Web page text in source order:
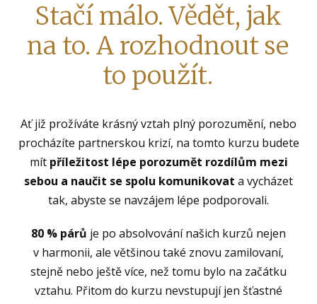
Stačí málo. Vědět, jak
na to. A rozhodnout se
to použít.
Ať již prožíváte krásný vztah plný porozumění, nebo
procházíte partnerskou krizí, na tomto kurzu budete
mít příležitost lépe porozumět rozdílům mezi
sebou a naučit se spolu komunikovat a vycházet
tak, abyste se navzájem lépe podporovali.
80 % párů je po absolvování našich kurzů nejen
v harmonii, ale většinou také znovu zamilovaní,
stejně nebo ještě více, než tomu bylo na začátku
vztahu. Přitom do kurzu nevstupují jen šťastné